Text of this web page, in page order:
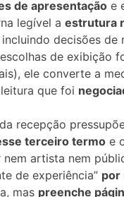
de apresentação e
legível a estrutura
decisões de
de exibição
ele converte a
que foi
recepção
terceiro termo e
artista nem
de experiência” por
mas preenche